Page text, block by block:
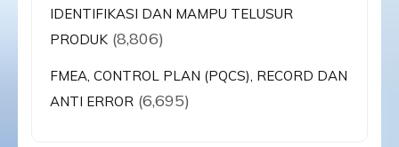
IDENTIFIKASI DAN MAMPU TELUSUR
PRODUK (8,806)
FMEA, CONTROL PLAN (PQCS), RECORD DAN
ANTI ERROR (6,695)